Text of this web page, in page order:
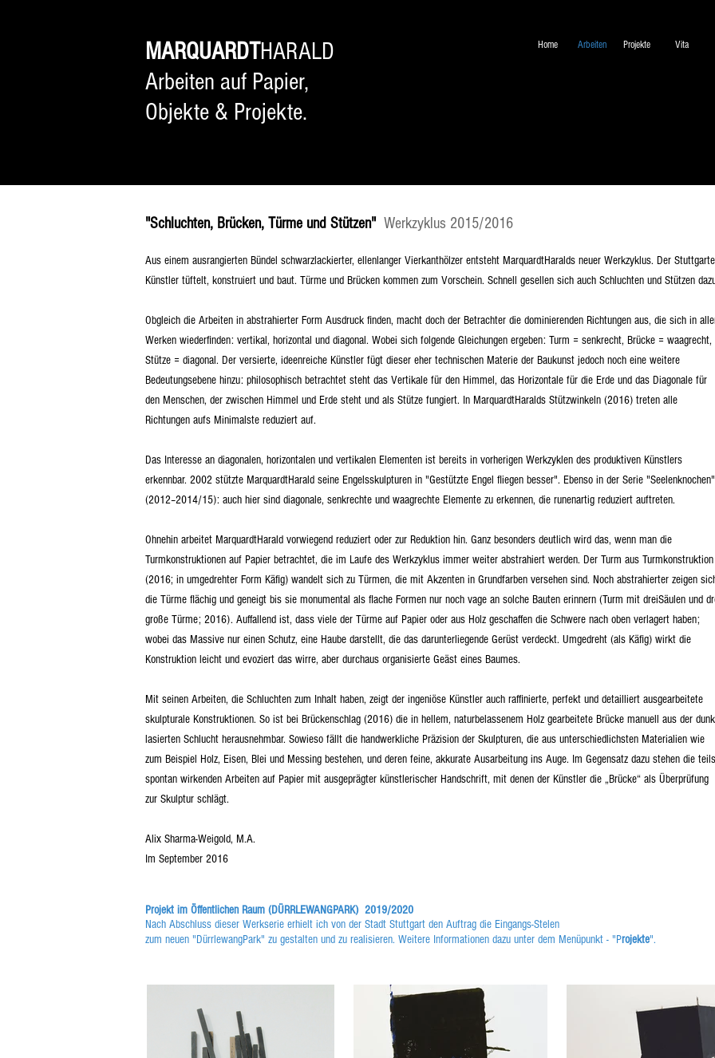
MARQUARDTHARALD
Arbeiten auf Papier,
Objekte & Projekte.
Home Arbeiten Projekte Vita
"Schluchten, Brücken, Türme und Stützen" Werkzyklus 2015/2016
Aus einem ausrangierten Bündel schwarzlackierter, ellenlanger Vierkanthölzer entsteht MarquardtHaralds neuer Werkzyklus. Der
Künstler tüftelt, konstruiert und baut. Türme und Brücken kommen zum Vorschein. Schnell gesellen sich auch Schluchten und Stützen
Obgleich die Arbeiten in abstrahierter Form Ausdruck finden, macht doch der Betrachter die dominierenden Richtungen aus, die sich in
Werken wiederfinden: vertikal, horizontal und diagonal. Wobei sich folgende Gleichungen ergeben: Turm = senkrecht, Brücke = waagrecht,
Stütze = diagonal. Der versierte, ideenreiche Künstler fügt dieser eher technischen Materie der Baukunst jedoch noch eine weitere
Bedeutungsebene hinzu: philosophisch betrachtet steht das Vertikale für den Himmel, das Horizontale für die Erde und das Diagonale für
den Menschen, der zwischen Himmel und Erde steht und als Stütze fungiert. In MarquardtHaralds Stützwinkeln (2016) treten alle
Richtungen aufs Minimalste reduziert auf.
Das Interesse an diagonalen, horizontalen und vertikalen Elementen ist bereits in vorherigen Werkzyklen des produktiven Künstlers
erkennbar. 2002 stützte MarquardtHarald seine Engelsskulpturen in "Gestützte Engel fliegen besser". Ebenso in der Serie "Seelenknochen"
(2012–2014/15): auch hier sind diagonale, senkrechte und waagrechte Elemente zu erkennen, die runenartig reduziert auftreten.
Ohnehin arbeitet MarquardtHarald vorwiegend reduziert oder zur Reduktion hin. Ganz besonders deutlich wird das, wenn man die
Turmkonstruktionen auf Papier betrachtet, die im Laufe des Werkzyklus immer weiter abstrahiert werden. Der Turm aus Turmkonstruktion
(2016; in umgedrehter Form Käfig) wandelt sich zu Türmen, die mit Akzenten in Grundfarben versehen sind. Noch abstrahierter zeigen
die Türme flächig und geneigt bis sie monumental als flache Formen nur noch vage an solche Bauten erinnern (Turm mit dreiSäulen und
große Türme; 2016). Auffallend ist, dass viele der Türme auf Papier oder aus Holz geschaffen die Schwere nach oben verlagert haben;
wobei das Massive nur einen Schutz, eine Haube darstellt, die das darunterliegende Gerüst verdeckt. Umgedreht (als Käfig) wirkt die
Konstruktion leicht und evoziert das wirre, aber durchaus organisierte Geäst eines Baumes.
Mit seinen Arbeiten, die Schluchten zum Inhalt haben, zeigt der ingeniöse Künstler auch raffinierte, perfekt und detailliert ausgearbeitete
skulpturale Konstruktionen. So ist bei Brückenschlag (2016) die in hellem, naturbelassenem Holz gearbeitete Brücke manuell aus der
lasierten Schlucht herausnehmbar. Sowieso fällt die handwerkliche Präzision der Skulpturen, die aus unterschiedlichsten Materialien wie
zum Beispiel Holz, Eisen, Blei und Messing bestehen, und deren feine, akkurate Ausarbeitung ins Auge. Im Gegensatz dazu stehen die teils
spontan wirkenden Arbeiten auf Papier mit ausgeprägter künstlerischer Handschrift, mit denen der Künstler die „Brücke“ als Überprüfung
zur Skulptur schlägt.
Alix Sharma-Weigold, M.A.
Im September 2016
Projekt im Öffentlichen Raum (DÜRRLEWANGPARK) 2019/2020
Nach Abschluss dieser Werkserie erhielt ich von der Stadt Stuttgart den Auftrag die Eingangs-Stelen
zum neuen "DürrlewangPark" zu gestalten und zu realisieren. Weitere Informationen dazu unter dem Menüpunkt - "Projekte".